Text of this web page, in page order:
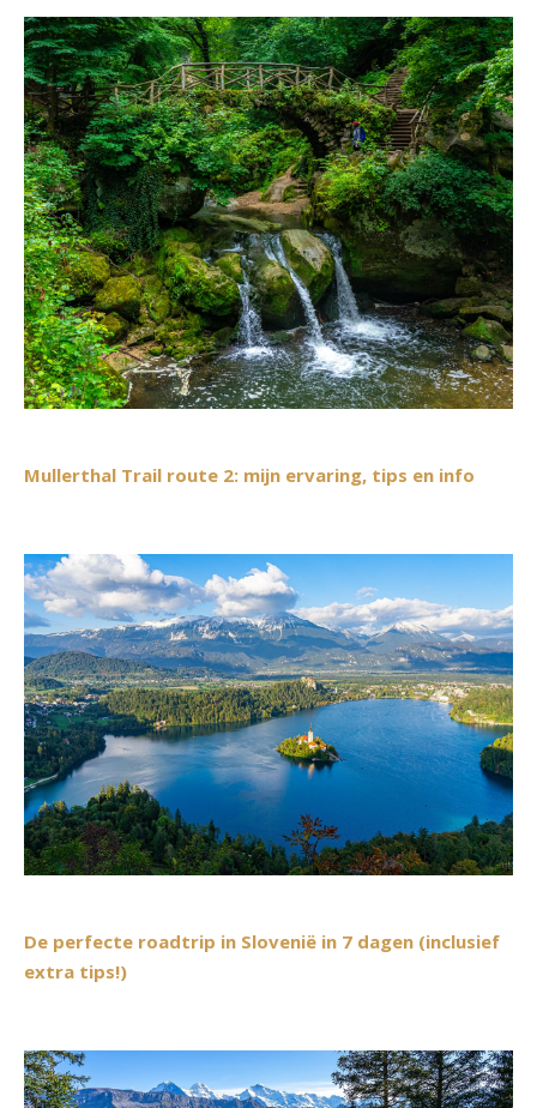
Mullerthal Trail route 2: mijn ervaring, tips en info
De perfecte roadtrip in Slovenië in 7 dagen (inclusief
extra tips!)